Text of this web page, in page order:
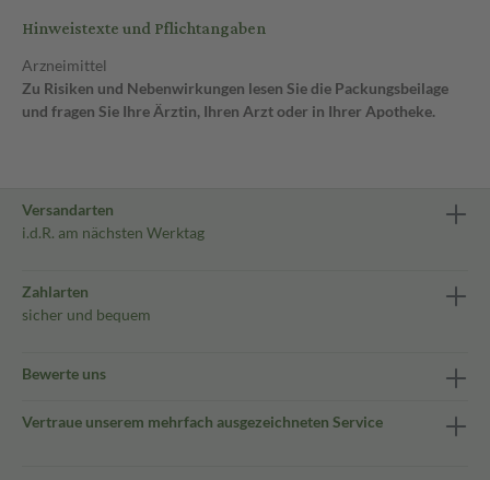
Hinweistexte und Pflichtangaben
Arzneimittel
Zu Risiken und Nebenwirkungen lesen Sie die Packungsbeilage
und fragen Sie Ihre Ärztin, Ihren Arzt oder in Ihrer Apotheke.
Versandarten
i.d.R. am nächsten Werktag
Zahlarten
sicher und bequem
Bewerte uns
Vertraue unserem mehrfach ausgezeichneten Service